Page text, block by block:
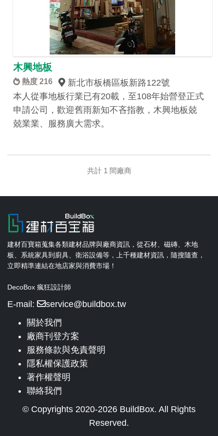
木興地板
熱度 216
新北市板橋區板新路122號
本人從事地板行業已有20載，至108年始營登正式
申請公司，歡迎舊雨新知不吝指教，木興地板兢
兢業業、服務廣大需求。
共計 1 間廠商
建材百寶箱蒐集各類建材品牌與廠商資訊，從石材、磁磚、木地
板、系統家具到廚具、衛浴設備等，上千種建材資訊，隨搜隨查，
立即精準連結在地店家與消費市場！
DecoBox 瘋狂設計師
E-mail:
service@buildbox.tw
關於我們
廠商刊登方案
服務條款與免責聲明
隱私權保護政策
著作權聲明
聯絡我們
© Copyrights 2020-2026 BuildBox. All Rights
Reserved.